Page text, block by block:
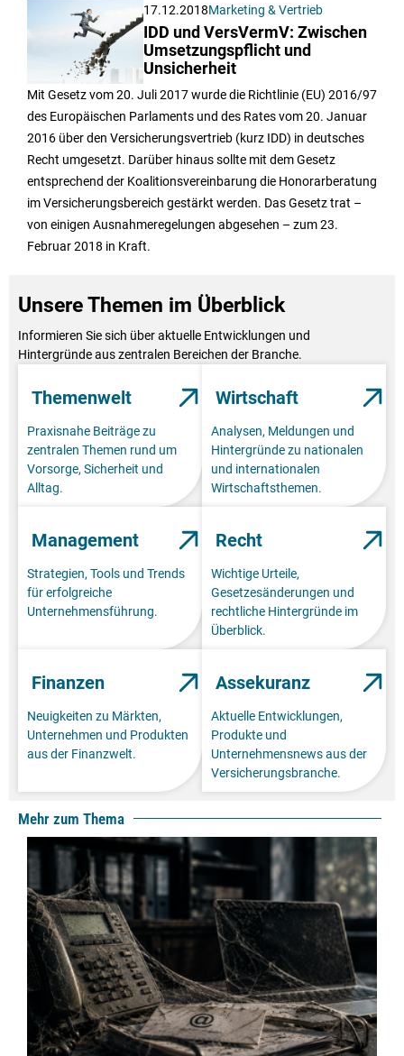
17.12.2018Marketing & Vertrieb
IDD und VersVermV: Zwischen
Umsetzungspflicht und
Unsicherheit
Mit Gesetz vom 20. Juli 2017 wurde die Richtlinie (EU) 2016/97
des Europäischen Parlaments und des Rates vom 20. Januar
2016 über den Versicherungsvertrieb (kurz IDD) in deutsches
Recht umgesetzt. Darüber hinaus sollte mit dem Gesetz
entsprechend der Koalitionsvereinbarung die Honorarberatung
im Versicherungsbereich gestärkt werden. Das Gesetz trat –
von einigen Ausnahmeregelungen abgesehen – zum 23.
Februar 2018 in Kraft.
Unsere Themen im Überblick
Informieren Sie sich über aktuelle Entwicklungen und
Hintergründe aus zentralen Bereichen der Branche.
Themenwelt
Praxisnahe Beiträge zu
zentralen Themen rund um
Vorsorge, Sicherheit und
Alltag.
Wirtschaft
Analysen, Meldungen und
Hintergründe zu nationalen
und internationalen
Wirtschaftsthemen.
Management
Strategien, Tools und Trends
für erfolgreiche
Unternehmensführung.
Recht
Wichtige Urteile,
Gesetzesänderungen und
rechtliche Hintergründe im
Überblick.
Finanzen
Neuigkeiten zu Märkten,
Unternehmen und Produkten
aus der Finanzwelt.
Assekuranz
Aktuelle Entwicklungen,
Produkte und
Unternehmensnews aus der
Versicherungsbranche.
Mehr zum Thema